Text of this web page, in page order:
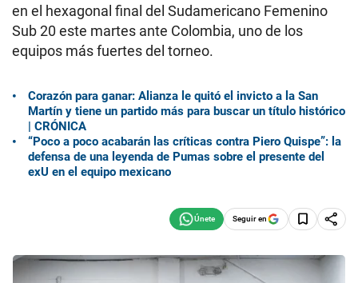
en el hexagonal final del Sudamericano Femenino
Sub 20 este martes ante Colombia, uno de los
equipos más fuertes del torneo.
Corazón para ganar: Alianza le quitó el invicto a la San
Martín y tiene un partido más para buscar un título histórico
| CRÓNICA
“Poco a poco acabarán las críticas contra Piero Quispe”: la
defensa de una leyenda de Pumas sobre el presente del
exU en el equipo mexicano
Seguir en